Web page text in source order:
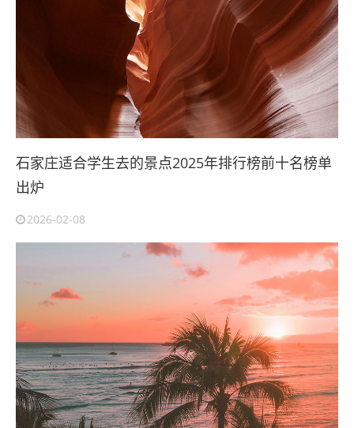
石家庄适合学生去的景点2025年排行榜前十名榜单
出炉
2026-02-08